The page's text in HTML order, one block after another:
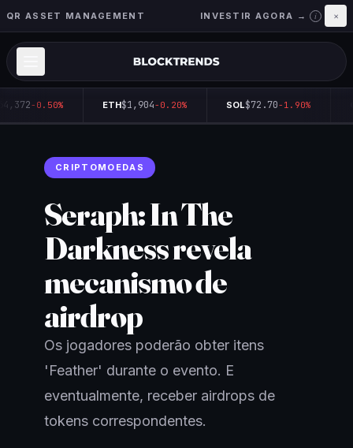
QR ASSET MANAGEMENT INVESTIR AGORA → i ×
-0.50% ETH$1,904-0.20% SOL$72.70-1.90%
CRIPTOMOEDAS
Seraph: In The
Darkness revela
mecanismo de
airdrop
Os jogadores poderão obter itens
'Feather' durante o evento. E
eventualmente, receber airdrops de
tokens correspondentes.